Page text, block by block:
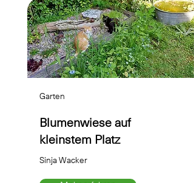
Garten
Blumenwiese auf
kleinstem Platz
Sinja Wacker